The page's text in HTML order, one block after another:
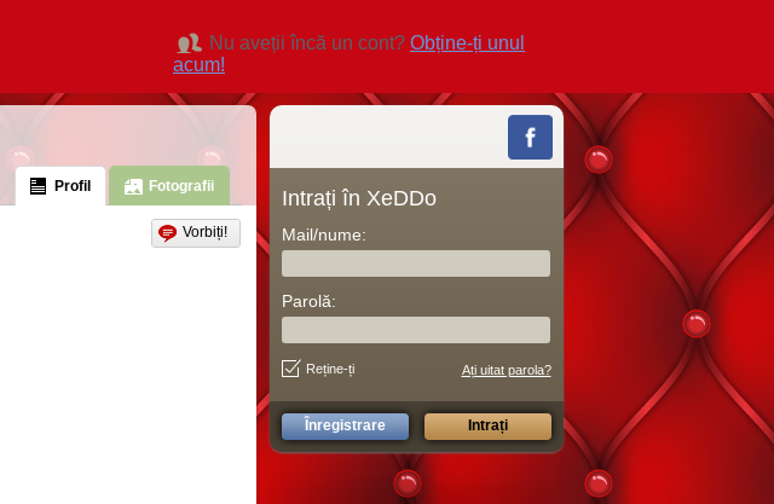
Nu aveții încă un cont? Obține-ți unul
acum!
Profil Fotografii
Vorbiți!
Intrați în XeDDo
Mail/nume:
Parolă:
Reține-ți Ați uitat parola?